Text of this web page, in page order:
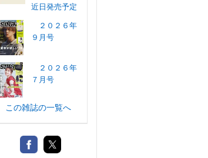
近日発売予定
２０２６年
９月号
２０２６年
７月号
この雑誌の一覧へ